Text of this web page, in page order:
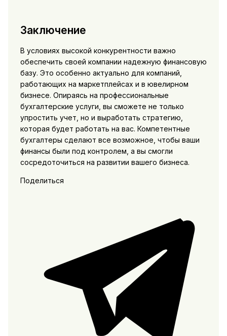
Заключение
В условиях высокой конкурентности важно
обеспечить своей компании надежную финансовую
базу. Это особенно актуально для компаний,
работающих на маркетплейсах и в ювелирном
бизнесе. Опираясь на профессиональные
бухгалтерские услуги, вы сможете не только
упростить учет, но и выработать стратегию,
которая будет работать на вас. Компетентные
бухгалтеры сделают все возможное, чтобы ваши
финансы были под контролем, а вы смогли
сосредоточиться на развитии вашего бизнеса.
Поделиться